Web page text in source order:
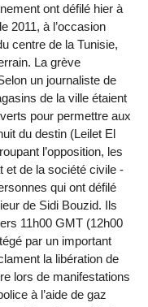
ont défilé hier à
2011, à l’occasion
centre de la Tunisie,
La grève
un journaliste de
de la ville étaient
pour permettre aux
du destin (Leilet El
l’opposition, les
et de la société civile -
qui ont défilé
de Sidi Bouzid. Ils
11h00 GMT (12h00
par un important
la libération de
lors de manifestations
à l’aide de gaz